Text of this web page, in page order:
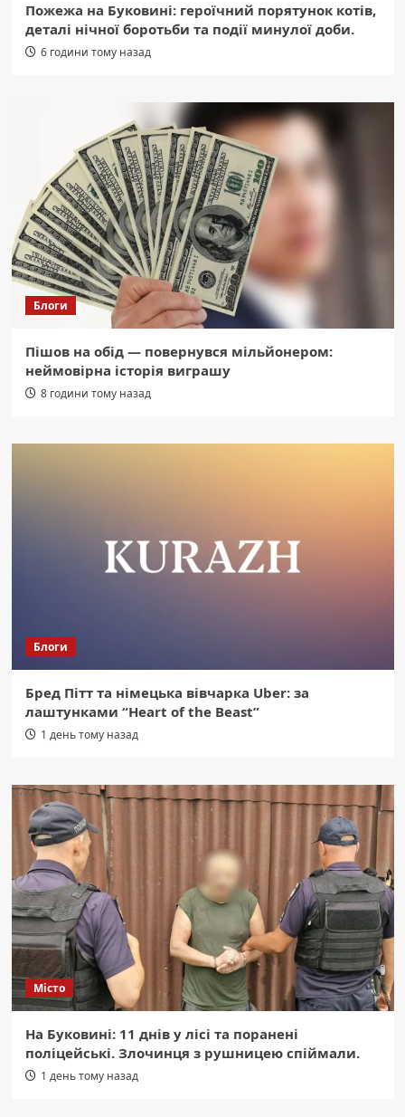
Пожежа на Буковині: героїчний порятунок котів,
деталі нічної боротьби та події минулої доби.
6 години тому назад
Блоги
Пішов на обід — повернувся мільйонером:
неймовірна історія виграшу
8 години тому назад
Блоги
Бред Пітт та німецька вівчарка Uber: за
лаштунками “Heart of the Beast”
1 день тому назад
Місто
На Буковині: 11 днів у лісі та поранені
поліцейські. Злочинця з рушницею спіймали.
1 день тому назад